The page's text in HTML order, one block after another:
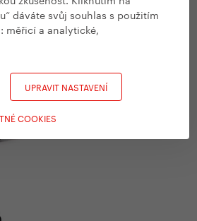
dáváte svůj souhlas s použitím
měřicí a analytické,
UPRAVIT NASTAVENÍ
COOKIES